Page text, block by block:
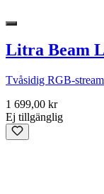
Litra Beam
Tvåsidig RGB-
1 699,00 kr
Ej tillgänglig